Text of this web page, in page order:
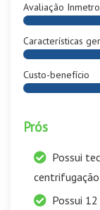
Avaliação Inmetro
Características
Custo-benefício
Prós
Possui
Possui